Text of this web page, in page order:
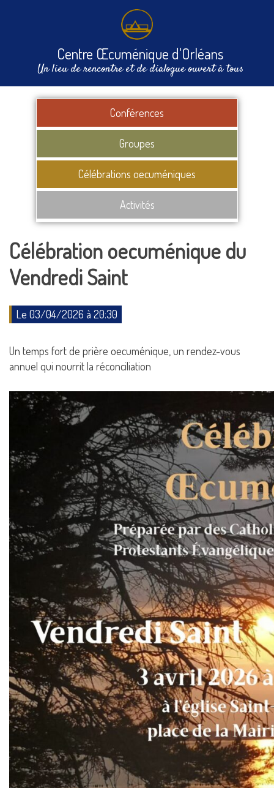
Centre Œcuménique d'Orléans
Un lieu de rencontre et de dialogue ouvert à tous
Conférences
Groupes
Célébrations oecuméniques
Activités
Célébration oecuménique du
Vendredi Saint
Le 03/04/2026 à 20:30
Un temps fort de prière oecuménique, un rendez-vous
annuel qui nourrit la réconciliation